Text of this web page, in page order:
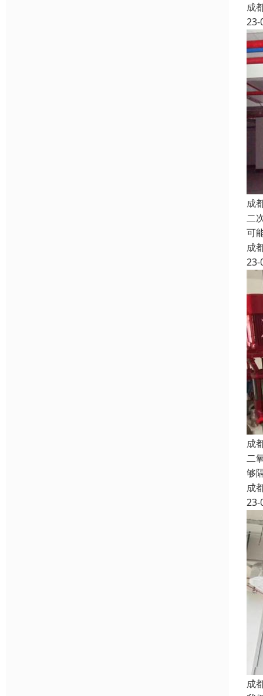
成
23-
成
二
可
成
23-
成
二
够
成
23-
成